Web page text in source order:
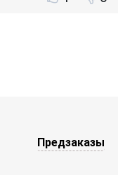
Предзаказы